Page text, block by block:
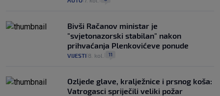
Bivši Račanov ministar je
"svjetonazorski stabilan" nakon
prihvaćanja Plenkovićeve ponude
VIJESTI 8. kol. 11
Ozljede glave, kralježnice i prsnog koša:
Vatrogasci spriječili veliki požar